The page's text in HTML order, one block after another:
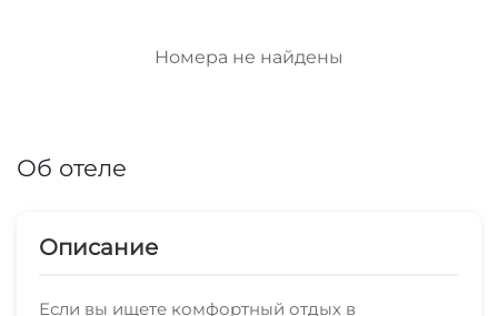
Номера не найдены
Об отеле
Описание
Если вы ищете комфортный отдых в